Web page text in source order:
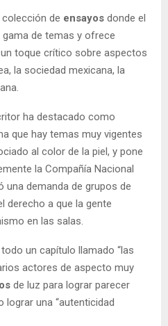
colección de ensayos donde el
de temas y ofrece
toque crítico sobre aspectos
la sociedad mexicana, la
ha destacado como
que hay temas muy vigentes
al color de la piel, y pone
la Compañía Nacional
una demanda de grupos de
derecho a que la gente
en las salas.
un capítulo llamado “las
actores de aspecto muy
de luz para lograr parecer
lograr una “autenticidad